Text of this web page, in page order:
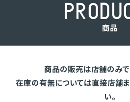
PRODU
商品
商品の販売は店舗のみで
在庫の有無については直接店舗
い。